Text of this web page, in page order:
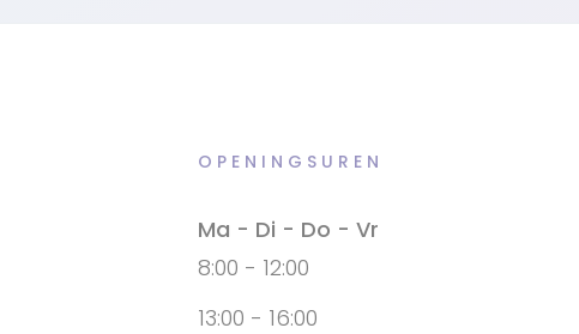
OPENINGSUREN
Ma - Di - Do - Vr
8:00 - 12:00
13:00 - 16:00